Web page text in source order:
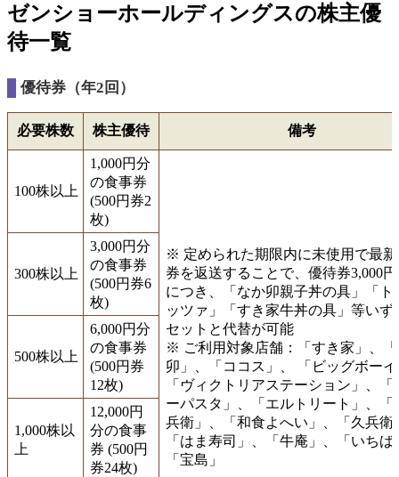
ゼンショーホールディングスの株主優
待一覧
優待券（年2回）
必要株数 株主優待 備考
100株以上
1,000円分
の食事券
(500円券2
枚)
※ 定められた期限内に未使用で最
券を返送することで、優待券3,000
につき、「なか卯親子丼の具」「ト
ッツァ」「すき家牛丼の具」等いず
セットと代替が可能
※ ご利用対象店舗：「すき家」、
卯」、「ココス」、 「ビッグボー
「ヴィクトリアステーション」、「
ーパスタ」、「エルトリート」、「
兵衛」、「和食よへい」、「久兵衛
「はま寿司」、「牛庵」、「いちば
「宝島」
300株以上
3,000円分
の食事券
(500円券6
枚)
500株以上
6,000円分
の食事券
(500円券
12枚)
1,000株以
上
12,000円
分の食事
券 (500円
券24枚)